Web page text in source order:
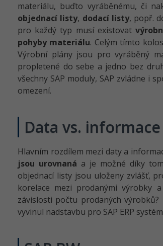
materiálu, buďto vyráběnému, či
objednací listy, dodací listy, popř.
pro každý typ musí existovat
pohyby materiálu. Celým tímto
Výrobní plány jsou pro vyráběný
propletené do sebe a jedno bez
všechny SAP moduly, SAP zvládne i
omezení.
Data vs. informace
Hlavním rozdílem mezi daty a
jsou urovnaná a je možné díky
objednací listy jsou uloženy zvlášť,
korelace mezi prodanými výrobky
závislosti počtu prodaných
vyvinul nadstavbu pro SAP ERP